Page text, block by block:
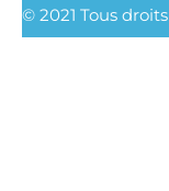
© 2021 Tous